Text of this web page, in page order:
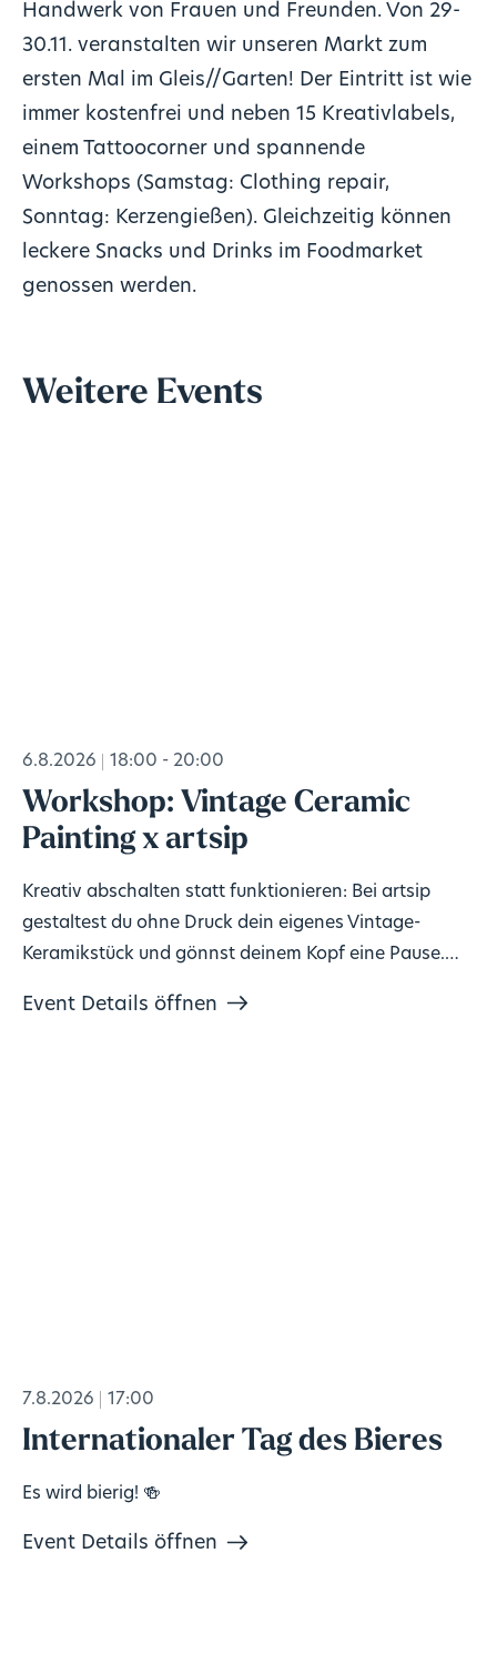
Handwerk von Frauen und Freunden. Von 29-
30.11. veranstalten wir unseren Markt zum
ersten Mal im Gleis//Garten! Der Eintritt ist wie
immer kostenfrei und neben 15 Kreativlabels,
einem Tattoocorner und spannende
Workshops (Samstag: Clothing repair,
Sonntag: Kerzengießen). Gleichzeitig können
leckere Snacks und Drinks im Foodmarket
genossen werden.
Weitere Events
6.8.2026 18:00 - 20:00
Workshop: Vintage Ceramic
Painting x artsip
Kreativ abschalten statt funktionieren: Bei artsip
gestaltest du ohne Druck dein eigenes Vintage-
Keramikstück und gönnst deinem Kopf eine Pause.
Event Details öffnen
7.8.2026 17:00
Internationaler Tag des Bieres
Es wird bierig! 🍻
Event Details öffnen